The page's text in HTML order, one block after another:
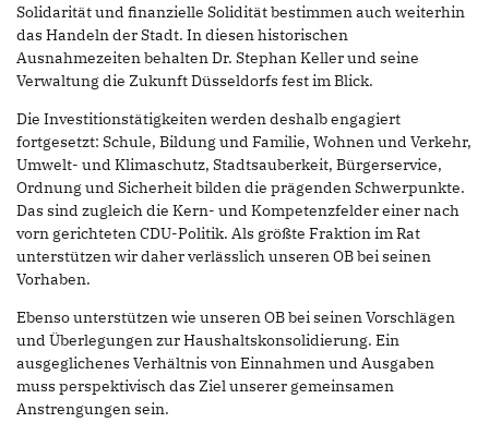
Solidarität und finanzielle Solidität bestimmen auch weiterhin
das Handeln der Stadt. In diesen historischen
Ausnahmezeiten behalten Dr. Stephan Keller und seine
Verwaltung die Zukunft Düsseldorfs fest im Blick.
Die Investitionstätigkeiten werden deshalb engagiert
fortgesetzt: Schule, Bildung und Familie, Wohnen und Verkehr,
Umwelt- und Klimaschutz, Stadtsauberkeit, Bürgerservice,
Ordnung und Sicherheit bilden die prägenden Schwerpunkte.
Das sind zugleich die Kern- und Kompetenzfelder einer nach
vorn gerichteten CDU-Politik. Als größte Fraktion im Rat
unterstützen wir daher verlässlich unseren OB bei seinen
Vorhaben.
Ebenso unterstützen wie unseren OB bei seinen Vorschlägen
und Überlegungen zur Haushaltskonsolidierung. Ein
ausgeglichenes Verhältnis von Einnahmen und Ausgaben
muss perspektivisch das Ziel unserer gemeinsamen
Anstrengungen sein.